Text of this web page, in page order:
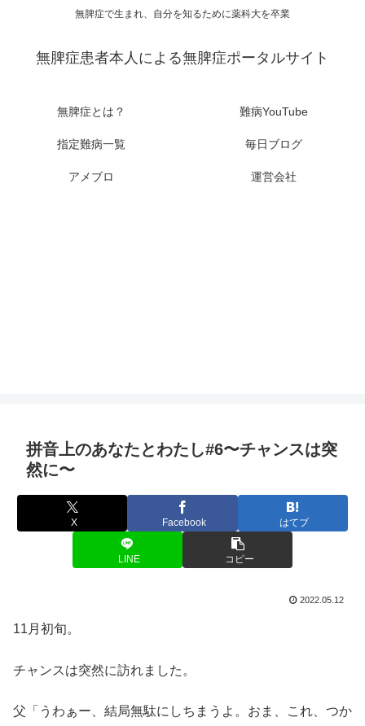
無脾症で生まれ、自分を知るために薬科大を卒業
無脾症患者本人による無脾症ポータルサイト
無脾症とは？ 難病YouTube
指定難病一覧 毎日ブログ
アメブロ 運営会社
拼音上のあなたとわたし#6〜チャンスは突
然に〜
X Facebook はてブ
LINE コピー
2022.05.12
11月初旬。
チャンスは突然に訪れました。
父「うわぁー、結局無駄にしちまうよ。おま、これ、つか